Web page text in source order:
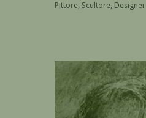
Pittore, Scultore, Designer